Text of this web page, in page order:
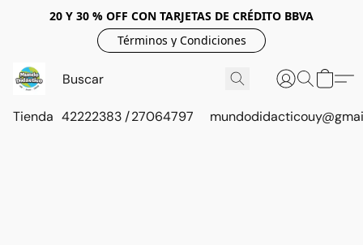
20 Y 30 % OFF CON TARJETAS DE CRÉDITO BBVA
Términos y Condiciones
Tienda 42222383 / 27064797